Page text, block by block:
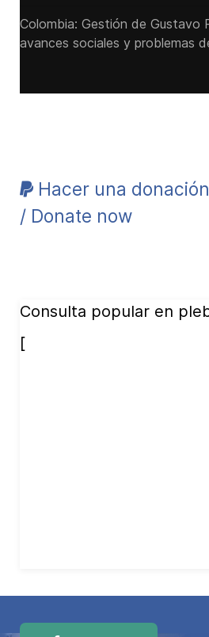
Colombia: Gestión de Gustavo
avances sociales y problemas
Hacer una donación
/ Donate now
Consulta popular en
[